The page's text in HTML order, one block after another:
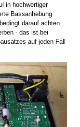
in hochwertiger
Bassanhebung
darauf achten
- das ist bei
auf jeden Fall